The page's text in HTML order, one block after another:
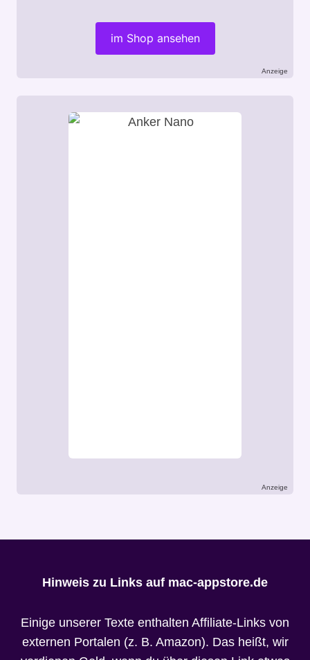
im Shop ansehen
Anzeige
Anzeige
Hinweis zu Links auf mac-appstore.de
Einige unserer Texte enthalten Affiliate-Links von
externen Portalen (z. B. Amazon). Das heißt, wir